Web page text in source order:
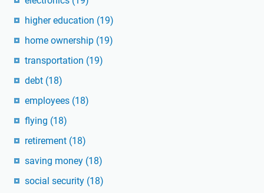
higher education (19)
home ownership (19)
transportation (19)
debt (18)
employees (18)
flying (18)
retirement (18)
saving money (18)
social security (18)